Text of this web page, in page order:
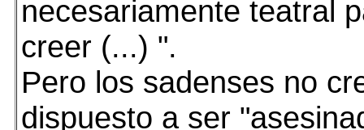
necesariamente teatral
creer (...) ".
Pero los sadenses no
dispuesto a ser